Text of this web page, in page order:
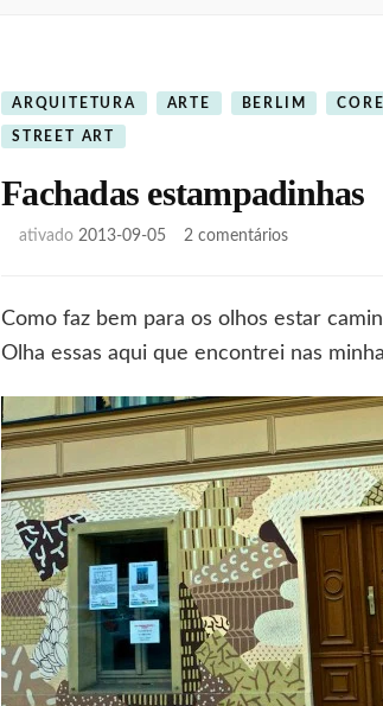
ARQUITETURA ARTE BERLIM
STREET ART
Fachadas estampadinhas
ativado 2013-09-05 2 comentáriosem
Como faz bem para os olhos estar
Olha essas aqui que encontrei nas